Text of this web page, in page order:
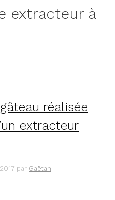
extracteur à
réalisée
extracteur
par Gaëtan